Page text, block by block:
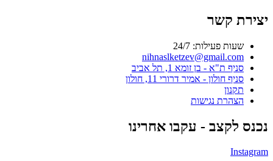
יצירת קשר
שעות פעילות: 24/7
nihnaslketzev@gmail.com
סניף ת"א - בן זומא 1, תל אביב
סניף חולון - אמיר דרורי 11, חולון
תקנון
הצהרת נגישות
נכנס לקצב - עקבו אחרינו
Instagram